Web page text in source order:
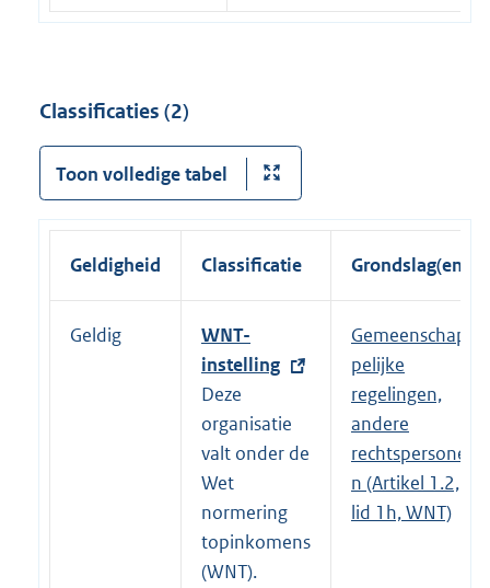
Classificaties (2)
Toon volledige tabel
Geldigheid Classificatie Grondslag(en)
Geldig
E
x
t
e
r
n
e
l
i
WNT-
instelling
Deze
organisatie
valt onder de
Wet
normering
topinkomens
(WNT).
Gemeenschap
pelijke
regelingen,
andere
rechtspersone
n (Artikel 1.2,
lid 1h, WNT)